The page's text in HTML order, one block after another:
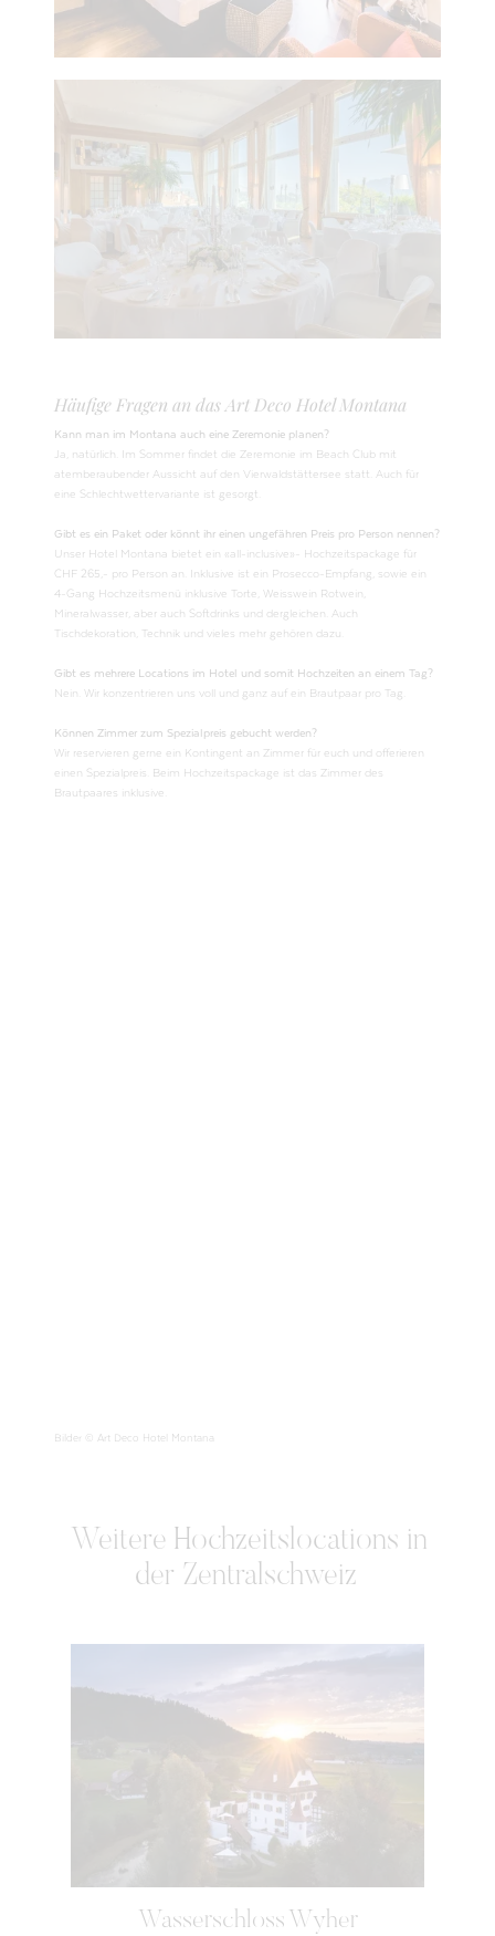
Häufige Fragen an das Art Deco Hotel Montana
Kann man im Montana auch eine Zeremonie planen?
Ja, natürlich. Im Sommer findet die Zeremonie im Beach Club mit
atemberaubender Aussicht auf den Vierwaldstättersee statt. Auch für
eine Schlechtwettervariante ist gesorgt.
Gibt es ein Paket oder könnt ihr einen ungefähren Preis pro Person nennen?
Unser Hotel Montana bietet ein «all-inclusive»- Hochzeitspackage für
CHF 265,- pro Person an. Inklusive ist ein Prosecco-Empfang, sowie ein
4-Gang Hochzeitsmenü inklusive Torte, Weisswein Rotwein,
Mineralwasser, aber auch Softdrinks und dergleichen. Auch
Tischdekoration, Technik und vieles mehr gehören dazu.
Gibt es mehrere Locations im Hotel und somit Hochzeiten an einem Tag?
Nein. Wir konzentrieren uns voll und ganz auf ein Brautpaar pro Tag.
Können Zimmer zum Spezialpreis gebucht werden?
Wir reservieren gerne ein Kontingent an Zimmer für euch und offerieren
einen Spezialpreis. Beim Hochzeitspackage ist das Zimmer des
Brautpaares inklusive.
Bilder © Art Deco Hotel Montana
Weitere Hochzeitslocations in
der Zentralschweiz
Wasserschloss Wyher